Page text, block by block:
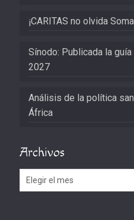
¡CARITAS no olvida
Sínodo: Publicada la guía
2027
Análisis de la política
África
Archivos
Archivos